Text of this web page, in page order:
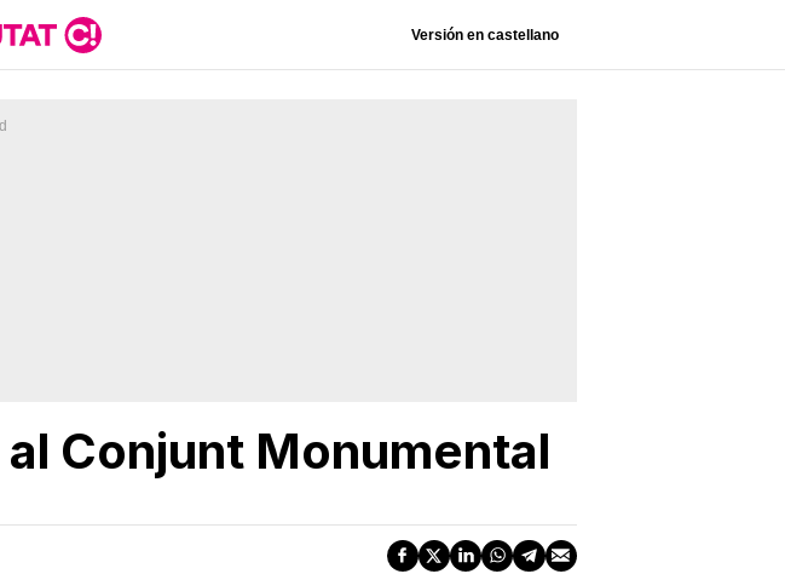
Versión en castellano
Conjunt Monumental